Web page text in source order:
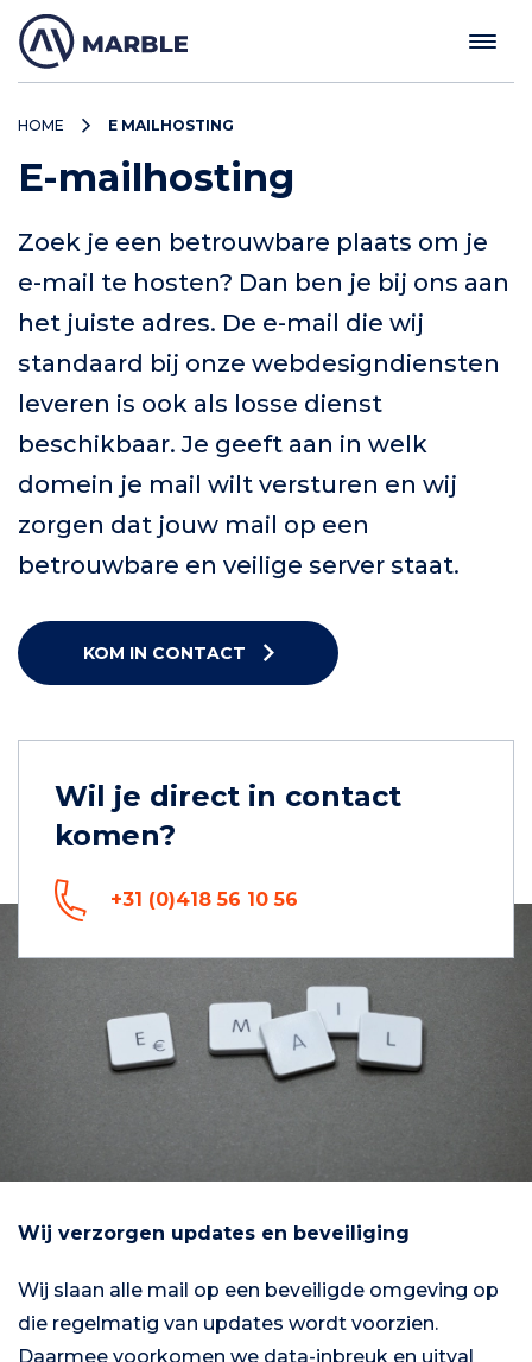
HOME E MAILHOSTING
E-mailhosting
Zoek je een betrouwbare plaats om je
e-mail te hosten? Dan ben je bij ons aan
het juiste adres. De e-mail die wij
standaard bij onze webdesigndiensten
leveren is ook als losse dienst
beschikbaar. Je geeft aan in welk
domein je mail wilt versturen en wij
zorgen dat jouw mail op een
betrouwbare en veilige server staat.
KOM IN CONTACT
Wil je direct in contact
komen?
+31 (0)418 56 10 56
Wij verzorgen updates en beveiliging
Wij slaan alle mail op een beveiligde omgeving op
die regelmatig van updates wordt voorzien.
Daarmee voorkomen we data-inbreuk en uitval